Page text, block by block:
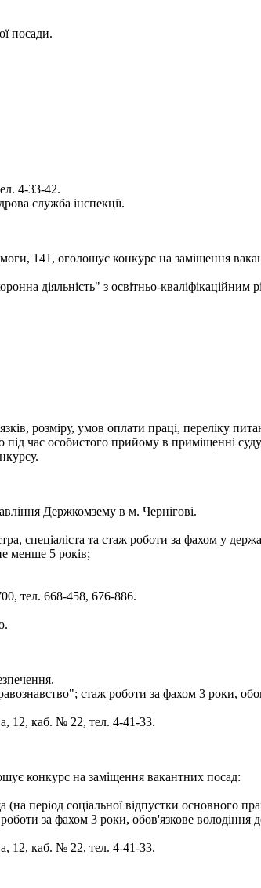
посади.
4-33-42.
служба інспекції.
141, оголошує конкурс на заміщення
діяльність" з освітньо-кваліфікаційним
розміру, умов оплати праці, переліку
час особистого прийому в приміщенні
Держкомзему в м. Чернігові.
спеціаліста та стаж роботи за фахом у
менше 5 років;
тел. 668-458, 676-886.
стаж роботи за фахом 3 роки,
12, каб. № 22, тел. 4-41-33.
конкурс на заміщення вакантних посад:
період соціальної відпустки основного
за фахом 3 роки, обов'язкове
12, каб. № 22, тел. 4-41-33.